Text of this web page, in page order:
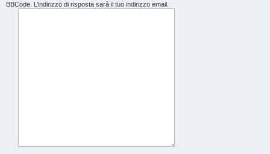
BBCode. L’indirizzo di risposta sarà il tuo indirizzo email.